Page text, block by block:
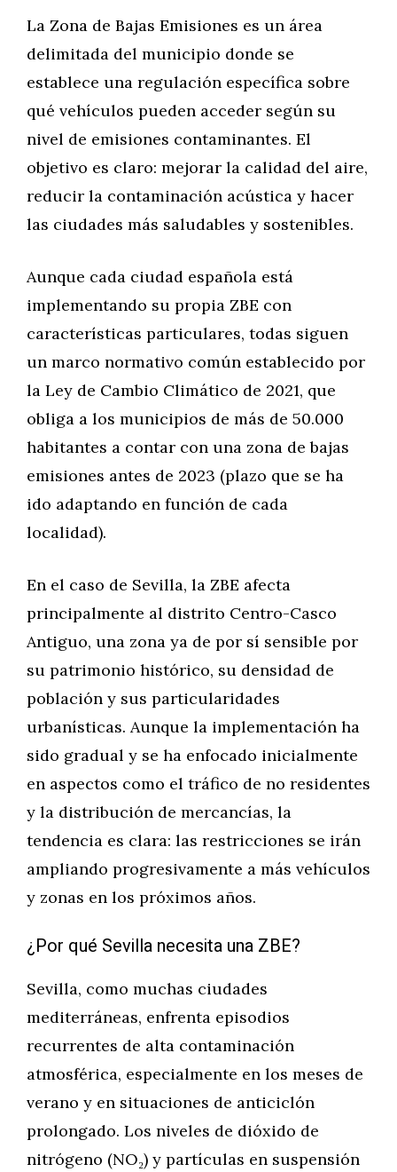
La Zona de Bajas Emisiones es un área
delimitada del municipio donde se
establece una regulación específica sobre
qué vehículos pueden acceder según su
nivel de emisiones contaminantes. El
objetivo es claro: mejorar la calidad del aire,
reducir la contaminación acústica y hacer
las ciudades más saludables y sostenibles.
Aunque cada ciudad española está
implementando su propia ZBE con
características particulares, todas siguen
un marco normativo común establecido por
la Ley de Cambio Climático de 2021, que
obliga a los municipios de más de 50.000
habitantes a contar con una zona de bajas
emisiones antes de 2023 (plazo que se ha
ido adaptando en función de cada
localidad).
En el caso de Sevilla, la ZBE afecta
principalmente al distrito Centro-Casco
Antiguo, una zona ya de por sí sensible por
su patrimonio histórico, su densidad de
población y sus particularidades
urbanísticas. Aunque la implementación ha
sido gradual y se ha enfocado inicialmente
en aspectos como el tráfico de no residentes
y la distribución de mercancías, la
tendencia es clara: las restricciones se irán
ampliando progresivamente a más vehículos
y zonas en los próximos años.
¿Por qué Sevilla necesita una ZBE?
Sevilla, como muchas ciudades
mediterráneas, enfrenta episodios
recurrentes de alta contaminación
atmosférica, especialmente en los meses de
verano y en situaciones de anticiclón
prolongado. Los niveles de dióxido de
nitrógeno (NO₂) y partículas en suspensión